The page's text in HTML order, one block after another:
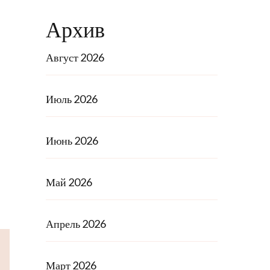
Архив
Август 2026
Июль 2026
Июнь 2026
Май 2026
Апрель 2026
Март 2026